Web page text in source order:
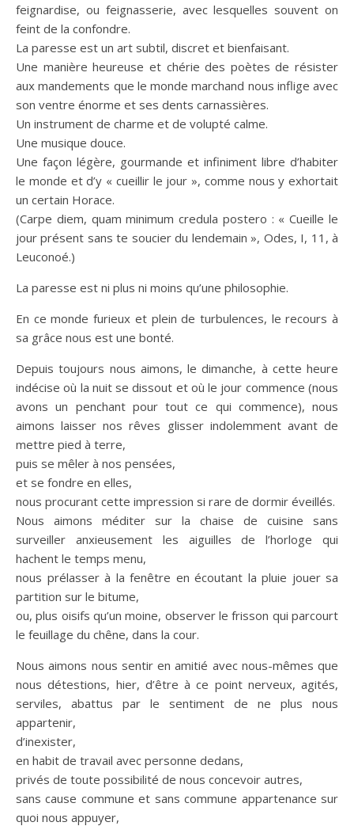
feignardise, ou feignasserie, avec lesquelles souvent on
feint de la confondre.
La paresse est un art subtil, discret et bienfaisant.
Une manière heureuse et chérie des poètes de résister
aux mandements que le monde marchand nous inflige avec
son ventre énorme et ses dents carnassières.
Un instrument de charme et de volupté calme.
Une musique douce.
Une façon légère, gourmande et infiniment libre d’habiter
le monde et d’y « cueillir le jour », comme nous y exhortait
un certain Horace.
(Carpe diem, quam minimum credula postero : « Cueille le
jour présent sans te soucier du lendemain », Odes, I, 11, à
Leuconoé.)
La paresse est ni plus ni moins qu’une philosophie.
En ce monde furieux et plein de turbulences, le recours à
sa grâce nous est une bonté.
Depuis toujours nous aimons, le dimanche, à cette heure
indécise où la nuit se dissout et où le jour commence (nous
avons un penchant pour tout ce qui commence), nous
aimons laisser nos rêves glisser indolemment avant de
mettre pied à terre,
puis se mêler à nos pensées,
et se fondre en elles,
nous procurant cette impression si rare de dormir éveillés.
Nous aimons méditer sur la chaise de cuisine sans
surveiller anxieusement les aiguilles de l’horloge qui
hachent le temps menu,
nous prélasser à la fenêtre en écoutant la pluie jouer sa
partition sur le bitume,
ou, plus oisifs qu’un moine, observer le frisson qui parcourt
le feuillage du chêne, dans la cour.
Nous aimons nous sentir en amitié avec nous-mêmes que
nous détestions, hier, d’être à ce point nerveux, agités,
serviles, abattus par le sentiment de ne plus nous
appartenir,
d’inexister,
en habit de travail avec personne dedans,
privés de toute possibilité de nous concevoir autres,
sans cause commune et sans commune appartenance sur
quoi nous appuyer,